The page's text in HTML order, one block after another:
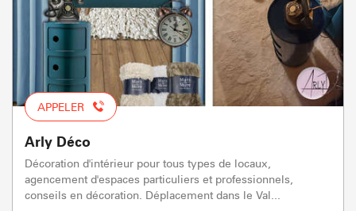
APPELER
Arly Déco
Décoration d'intérieur pour tous types de locaux,
agencement d'espaces particuliers et professionnels,
conseils en décoration. Déplacement dans le Val...